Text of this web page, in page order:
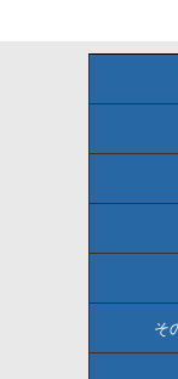
そ